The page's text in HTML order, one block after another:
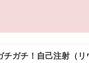
チガチ！自己注射（